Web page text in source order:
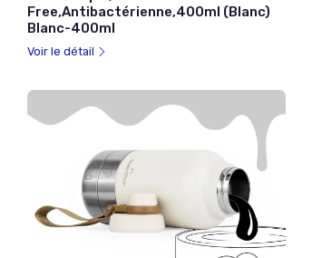
Free,Antibactérienne,400ml (Blanc)
Blanc-400ml
Voir le détail